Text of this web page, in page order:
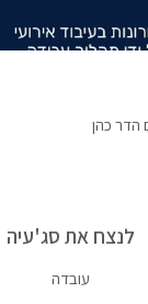
הדר כהן
לנצח את סג'עיה
עובדה